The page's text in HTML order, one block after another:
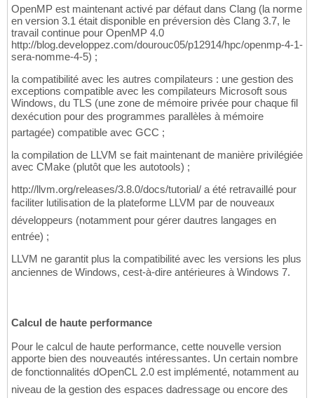
OpenMP est maintenant activé par défaut dans Clang (la norme
en version 3.1 était disponible en préversion dès Clang 3.7, le
travail continue pour OpenMP 4.0
http://blog.developpez.com/dourouc05/p12914/hpc/openmp-4-1-
sera-nomme-4-5) ;
la compatibilité avec les autres compilateurs : une gestion des
exceptions compatible avec les compilateurs Microsoft sous
Windows, du TLS (une zone de mémoire privée pour chaque fil
dexécution pour des programmes parallèles à mémoire
partagée) compatible avec GCC ;
la compilation de LLVM se fait maintenant de manière privilégiée
avec CMake (plutôt que les autotools) ;
http://llvm.org/releases/3.8.0/docs/tutorial/ a été retravaillé pour
faciliter lutilisation de la plateforme LLVM par de nouveaux
développeurs (notamment pour gérer dautres langages en
entrée) ;
LLVM ne garantit plus la compatibilité avec les versions les plus
anciennes de Windows, cest-à-dire antérieures à Windows 7.
Calcul de haute performance
Pour le calcul de haute performance, cette nouvelle version
apporte bien des nouveautés intéressantes. Un certain nombre
de fonctionnalités dOpenCL 2.0 est implémenté, notamment au
niveau de la gestion des espaces dadressage ou encore des